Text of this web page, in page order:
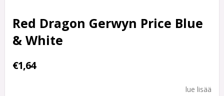
Red Dragon Gerwyn Price Blue
& White
€1,64
lue lisää